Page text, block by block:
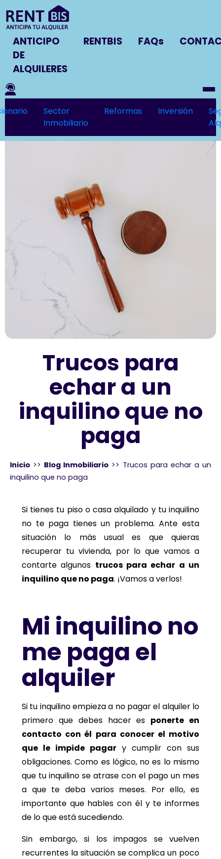
ANTICIPO
DE
ALQUILERES
RENTBIS FAQs
Sector
Inmobiliario
Reformas Inversión
Trucos para
echar a un
inquilino que no
paga
Inicio >> Blog Inmobiliario >> Trucos para echar a un
inquilino que no paga
Si tienes tu piso o casa alquilado y tu inquilino
no te paga tienes un problema. Ante esta
situación lo más usual es que quieras
recuperar tu vivienda, por lo que vamos a
contarte algunos trucos para echar a un
inquilino que no paga. ¡Vamos a verlos!
Mi inquilino no
me paga el
alquiler
Si tu inquilino empieza a no pagar el alquiler lo
primero que debes hacer es ponerte en
contacto con él para conocer el motivo
que le impide pagar y cumplir con sus
obligaciones. Como es lógico, no es lo mismo
que tu inquilino se atrase con el pago un mes
a que te deba varios meses. Por ello, es
importante que hables con él y te informes
de lo que está sucediendo.
Sin embargo, si los impagos se vuelven
recurrentes la situación se complica un poco